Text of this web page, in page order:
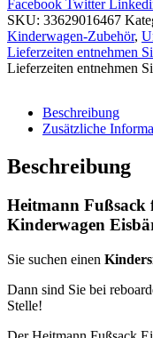
Facebook Twitter
SKU: 33629016467
Kinderwagen-Zubehör,
Lieferzeiten entnehmen
Lieferzeiten entnehmen
Beschreibung
Zusätzliche
Beschreibung
Heitmann Fußsack
Kinderwagen
Sie suchen einen
Dann sind Sie bei
Stelle!